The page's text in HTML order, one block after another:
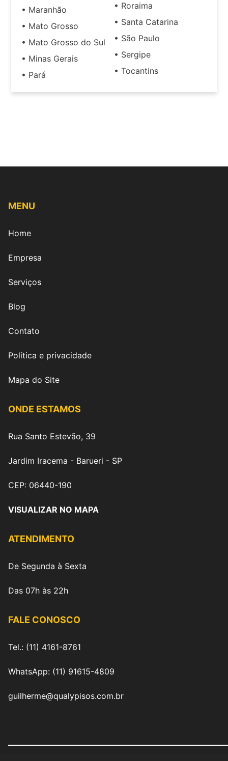
• Maranhão
• Mato Grosso
• Mato Grosso do Sul
• Minas Gerais
• Pará
• Roraima
• Santa Catarina
• São Paulo
• Sergipe
• Tocantins
MENU
Home
Empresa
Serviços
Blog
Contato
Política e privacidade
Mapa do Site
ONDE ESTAMOS
Rua Santo Estevão, 39
Jardim Iracema - Barueri - SP
CEP: 06440-190
VISUALIZAR NO MAPA
ATENDIMENTO
De Segunda à Sexta
Das 07h às 22h
FALE CONOSCO
Tel.: (11) 4161-8761
WhatsApp: (11) 91615-4809
guilherme@qualypisos.com.br